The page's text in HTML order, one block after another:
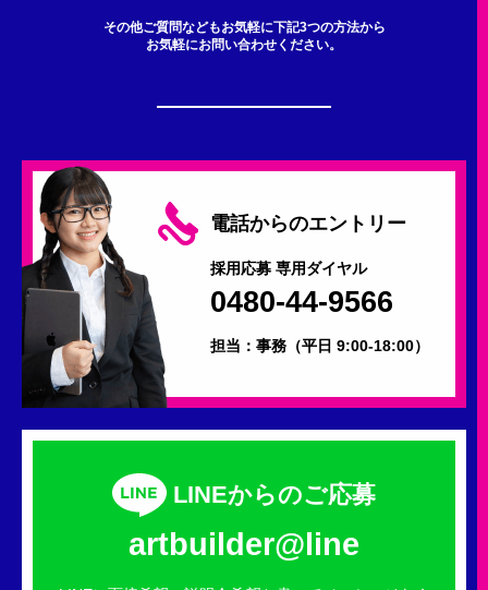
その他ご質問などもお気軽に下記3つの方法から
お気軽にお問い合わせください。
電話からのエントリー
採用応募 専用ダイヤル
0480-44-9566
担当：事務 （平日 9:00-18:00）
LINEからのご応募
artbuilder@line